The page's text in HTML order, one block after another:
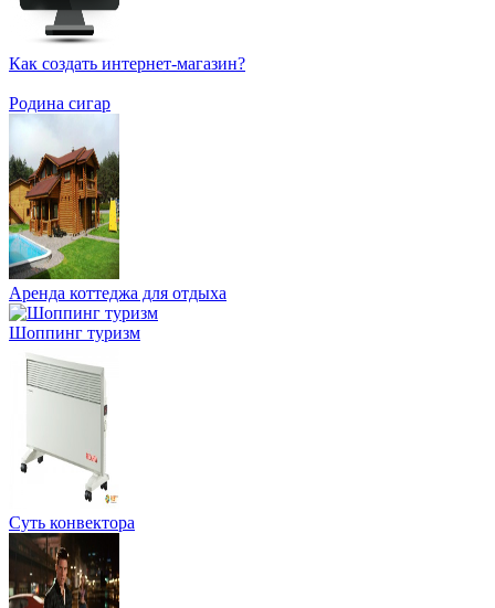
Как создать интернет-магазин?
Родина сигар
Аренда коттеджа для отдыха
Шоппинг туризм
Суть конвектора